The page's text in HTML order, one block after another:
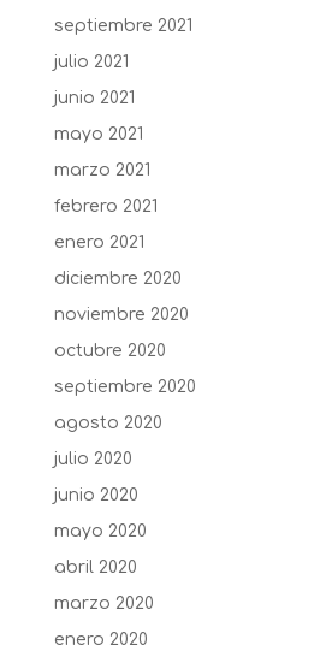
septiembre 2021
julio 2021
junio 2021
mayo 2021
marzo 2021
febrero 2021
enero 2021
diciembre 2020
noviembre 2020
octubre 2020
septiembre 2020
agosto 2020
julio 2020
junio 2020
mayo 2020
abril 2020
marzo 2020
enero 2020